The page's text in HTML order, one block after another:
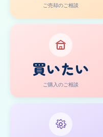
ご売却のご相談
買いたい
ご購入のご相談